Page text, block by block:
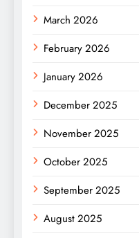
March 2026
February 2026
January 2026
December 2025
November 2025
October 2025
September 2025
August 2025